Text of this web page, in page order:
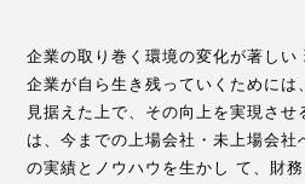
企業の取り巻く環境の変化が著しい
企業が自ら生き残っていくためには
見据えた上で、その向上を実現さ
は、今までの上場会社・未上場会社
の実績とノウハウを生かし て、財